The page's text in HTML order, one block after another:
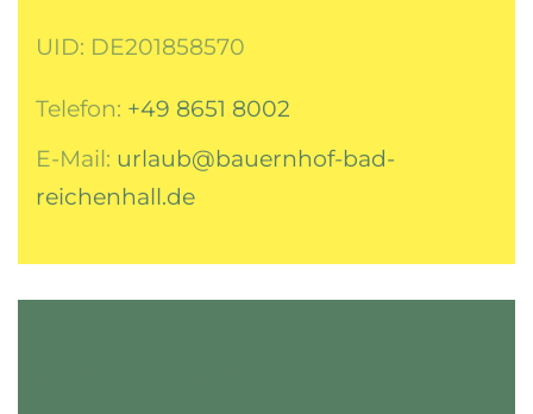
UID: DE201858570
Telefon: +49 8651 8002
E-Mail: urlaub@bauernhof-bad-
reichenhall.de